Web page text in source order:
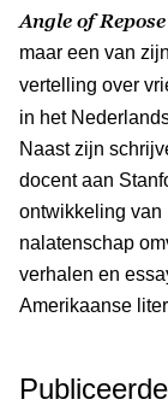
Angle of Repose
maar een van
vertelling over
in het
Naast zijn
docent aan
ontwikkeling van
nalatenschap
verhalen en
Amerikaanse